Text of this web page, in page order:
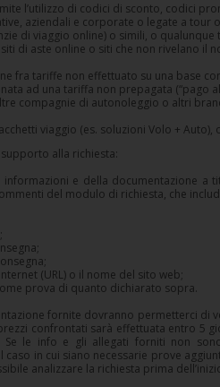
l’utilizzo di codici di sconto, codici
aziendali e corporate o legate a tour
di viaggio online) o simili, o
di aste online o siti che non rivelano il
fra tariffe non effettuato su una base
ad una tariffa non prepagata (“pago
compagnie di autonoleggio o altri
viaggio (es. soluzioni Volo +
alla richiesta:
informazioni e della documentazione
del modulo di richiesta, che
(URL) o il nome del sito web;
prova di quanto dichiarato sopra.
fornite dovranno permetterci di
confrontati sarà effettuata entro 5
Se le info e gli allegati forniti non
caso in cui siano necessarie prove
analizzare la richiesta prima